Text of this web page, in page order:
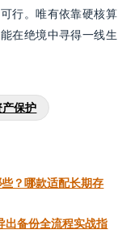
行。唯有依靠硬核算
在绝境中寻得一线生
保护
？哪款适配长期存
出备份全流程实战指